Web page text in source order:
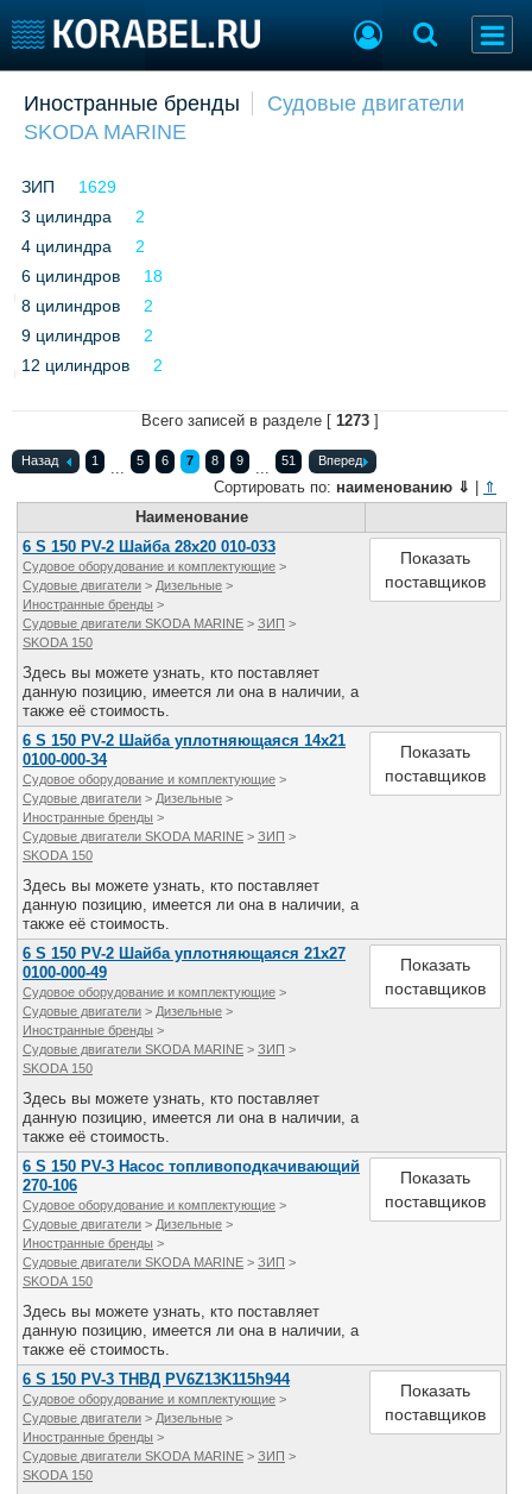
Судостроение
Новости
Компании
Репутация
Работа
Крюинг
Журнал
Реклама
Выставки и семинары
Флот
Галерея флота
Форум
Иностранные бренды
Судовые двигатели
SKODA MARINE
ЗИП
1629
3 цилиндра
2
4 цилиндра
2
6 цилиндров
18
8 цилиндров
2
9 цилиндров
2
12 цилиндров
2
Всего записей в разделе [ 1273 ]
Назад 1 ... 5 6 7 8 9 ... 51 Вперед
Сортировать по: наименованию ⇓
⇑
Наименование
6 S 150 PV-2 Шайба 28х20 010-033
Судовое оборудование и комплектующие >
Судовые двигатели > Дизельные >
Иностранные бренды >
Судовые двигатели SKODA MARINE > ЗИП >
SKODA 150
Здесь вы можете узнать, кто поставляет
данную позицию, имеется ли она в наличии, а
также её стоимость.
Показать
поставщиков
6 S 150 PV-2 Шайба уплотняющаяся 14х21
0100-000-34
Судовое оборудование и комплектующие >
Судовые двигатели > Дизельные >
Иностранные бренды >
Судовые двигатели SKODA MARINE > ЗИП >
SKODA 150
Здесь вы можете узнать, кто поставляет
данную позицию, имеется ли она в наличии, а
также её стоимость.
Показать
поставщиков
6 S 150 PV-2 Шайба уплотняющаяся 21х27
0100-000-49
Судовое оборудование и комплектующие >
Судовые двигатели > Дизельные >
Иностранные бренды >
Судовые двигатели SKODA MARINE > ЗИП >
SKODA 150
Здесь вы можете узнать, кто поставляет
данную позицию, имеется ли она в наличии, а
также её стоимость.
Показать
поставщиков
6 S 150 PV-3 Насос топливоподкачивающий
270-106
Судовое оборудование и комплектующие >
Судовые двигатели > Дизельные >
Иностранные бренды >
Судовые двигатели SKODA MARINE > ЗИП >
SKODA 150
Здесь вы можете узнать, кто поставляет
данную позицию, имеется ли она в наличии, а
также её стоимость.
Показать
поставщиков
6 S 150 PV-3 ТНВД PV6Z13K115h944
Судовое оборудование и комплектующие >
Судовые двигатели > Дизельные >
Иностранные бренды >
Судовые двигатели SKODA MARINE > ЗИП >
SKODA 150
Показать
поставщиков